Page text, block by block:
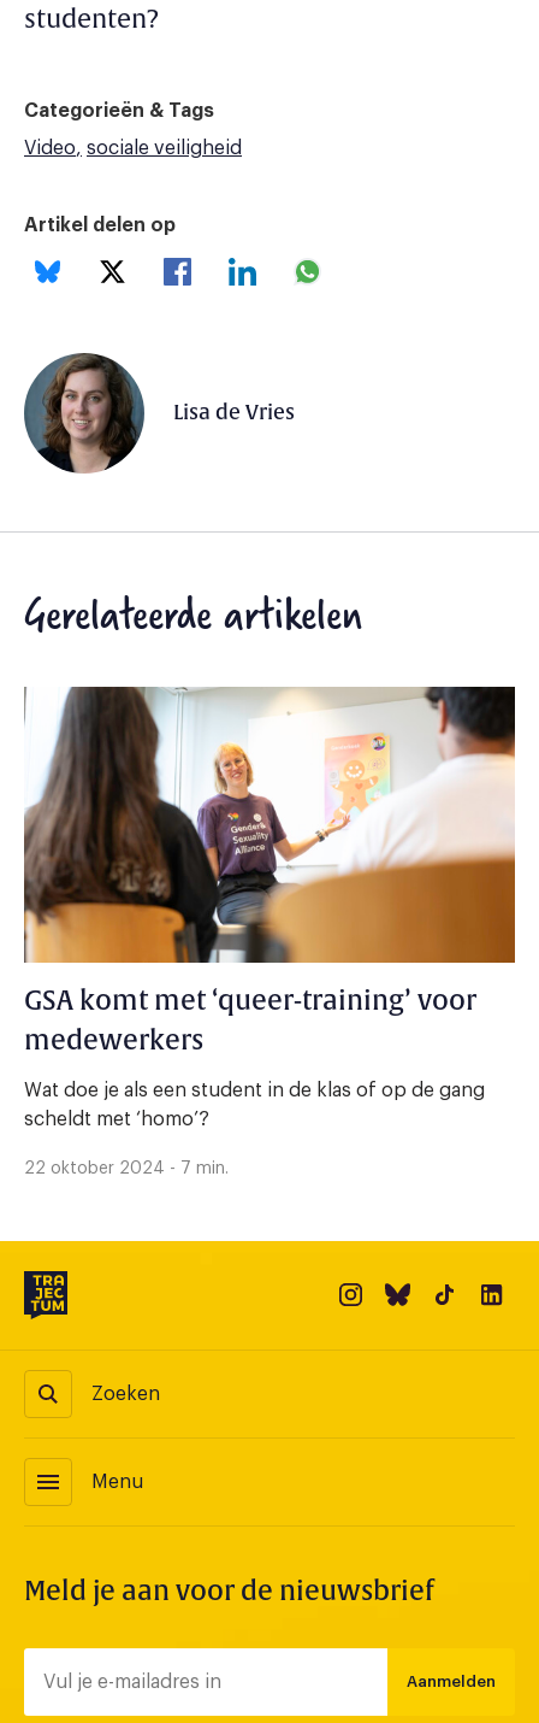
studenten?
Categorieën & Tags
Video
sociale veiligheid
Artikel delen op
Lisa de Vries
Gerelateerde artikelen
GSA komt met ‘queer-training’ voor
medewerkers
Wat doe je als een student in de klas of op de gang
scheldt met ‘homo’?
22 oktober 2024 - 7 min.
Zoeken
menu Menu
Meld je aan voor de nieuwsbrief
Aanmelden